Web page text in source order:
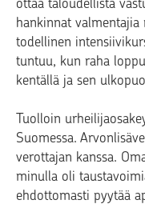
hankinnat
todellinen
tuntuu, kun raha
kentällä ja sen
Tuolloin
Suomessa.
verottajan kanssa.
minulla oli
ehdottomasti pyytää